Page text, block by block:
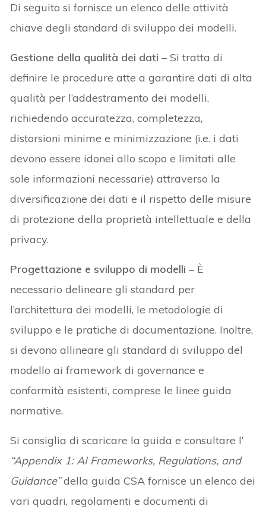
Di seguito si fornisce un elenco delle attività
chiave degli standard di sviluppo dei modelli.
Gestione della qualità dei dati – Si tratta di
definire le procedure atte a garantire dati di alta
qualità per l’addestramento dei modelli,
richiedendo accuratezza, completezza,
distorsioni minime e minimizzazione (i.e. i dati
devono essere idonei allo scopo e limitati alle
sole informazioni necessarie) attraverso la
diversificazione dei dati e il rispetto delle misure
di protezione della proprietà intellettuale e della
privacy.
Progettazione e sviluppo di modelli – È
necessario delineare gli standard per
l’architettura dei modelli, le metodologie di
sviluppo e le pratiche di documentazione. Inoltre,
si devono allineare gli standard di sviluppo del
modello ai framework di governance e
conformità esistenti, comprese le linee guida
normative.
Si consiglia di scaricare la guida e consultare l’
“Appendix 1: AI Frameworks, Regulations, and
Guidance”della guida CSA fornisce un elenco dei
vari quadri, regolamenti e documenti di